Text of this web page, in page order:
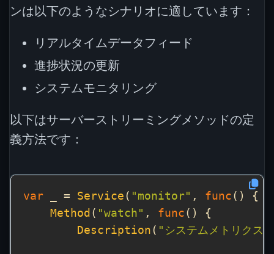
ンは以下のようなシナリオに適しています：
リアルタイムデータフィード
進捗状況の更新
システムモニタリング
以下はサーバーストリーミングメソッドの定
義方法です：
var _ = Service ( "monitor" , func
Method ( "watch" , func
Description ( "システムメトリクス